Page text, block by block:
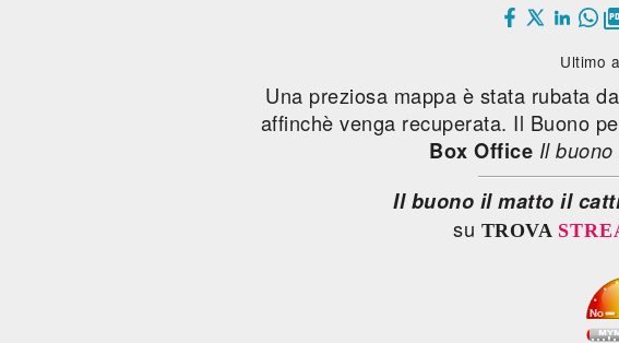
Ultimo
Una preziosa mappa è stata rubata
affinchè venga recuperata. Il Buono
Box Office Il
Il buono il matto il
su TROVA